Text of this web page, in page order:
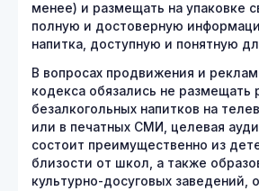
менее) и размещать на упаковке
полную и достоверную
напитка, доступную и понятную
В вопросах продвижения и
кодекса обязались не размещать
безалкогольных напитков на
или в печатных СМИ, целевая
состоит преимущественно из
близости от школ, а также
культурно-досуговых заведений,